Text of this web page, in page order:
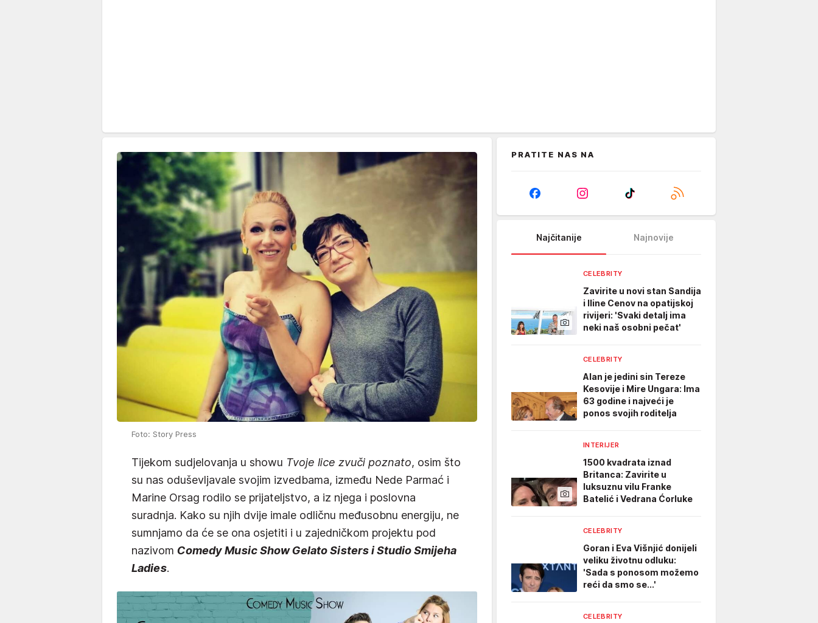
Foto: Story Press
Tijekom sudjelovanja u showu Tvoje lice zvuči poznato, osim što
su nas oduševljavale svojim izvedbama, između Nede Parmać i
Marine Orsag rodilo se prijateljstvo, a iz njega i poslovna
suradnja. Kako su njih dvije imale odličnu međusobnu energiju, ne
sumnjamo da će se ona osjetiti i u zajedničkom projektu pod
nazivom Comedy Music Show Gelato Sisters i Studio Smijeha
Ladies.
PRATITE NAS NA
Najčitanije Najnovije
CELEBRITY
Zavirite u novi stan Sandija
i Iline Cenov na opatijskoj
rivijeri: 'Svaki detalj ima
neki naš osobni pečat'
CELEBRITY
Alan je jedini sin Tereze
Kesovije i Mire Ungara: Ima
63 godine i najveći je
ponos svojih roditelja
INTERIJER
1500 kvadrata iznad
Britanca: Zavirite u
luksuznu vilu Franke
Batelić i Vedrana Ćorluke
CELEBRITY
Goran i Eva Višnjić donijeli
veliku životnu odluku:
'Sada s ponosom možemo
reći da smo se...'
CELEBRITY